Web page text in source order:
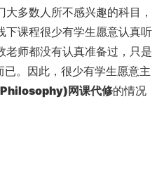
多数人所不感兴趣的科目，
下课程很少有学生愿意认真听
老师都没有认真准备过，只是
。因此，很少有学生愿意主
网课代修的情况